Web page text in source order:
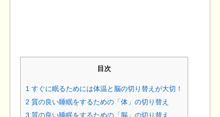
目次
1 すぐに眠るためには体温と脳の切り替えが大切！
2 質の良い睡眠をするための「体」の切り替え
3 質の良い睡眠をするための「脳」の切り替え